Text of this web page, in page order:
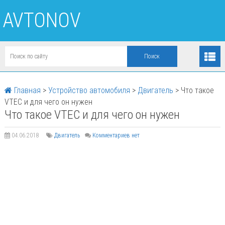
AVTONOV
Главная > Устройство автомобиля > Двигатель > Что такое
VTEC и для чего он нужен
Что такое VTEC и для чего он нужен
04.06.2018 Двигатель Комментариев нет